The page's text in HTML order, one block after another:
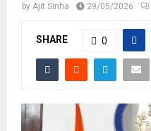
E
by Ajit Sinha 29/05/2026
SHARE 0